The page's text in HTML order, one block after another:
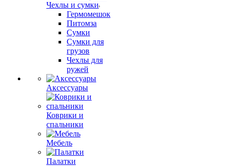
Чехлы и сумки
Гермомешок
Питомза
Сумки
Сумки для
грузов
Чехлы для
ружей
Аксессуары
Коврики и
спальники
Мебель
Палатки